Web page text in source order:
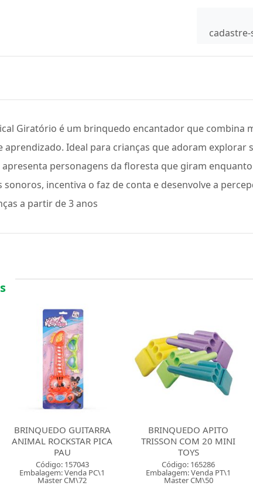
Giratório é um brinquedo encantador que
aprendizado. Ideal para crianças que adoram
personagens da floresta que giram
incentiva o faz de conta e desenvolve a
a partir de 3 anos
BRINQUEDO APITO
TRISSON COM 20 MINI
TOYS
Código: 165286
Embalagem: Venda PT\1
Master CM\50
BRINQUEDO TECLADO
MUSICAL DM GIRAFA
Código: 157313
Embalagem: Venda PC\1
Master CM\24